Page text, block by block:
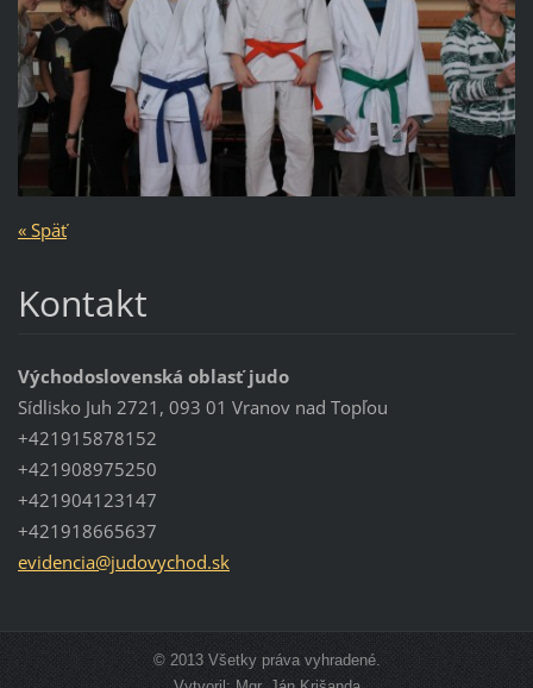
« Späť
Kontakt
Východoslovenská oblasť judo
Sídlisko Juh 2721, 093 01 Vranov nad Topľou
+421915878152
+421908975250
+421904123147
+421918665637
evidencia@judovychod.sk
© 2013 Všetky práva vyhradené.